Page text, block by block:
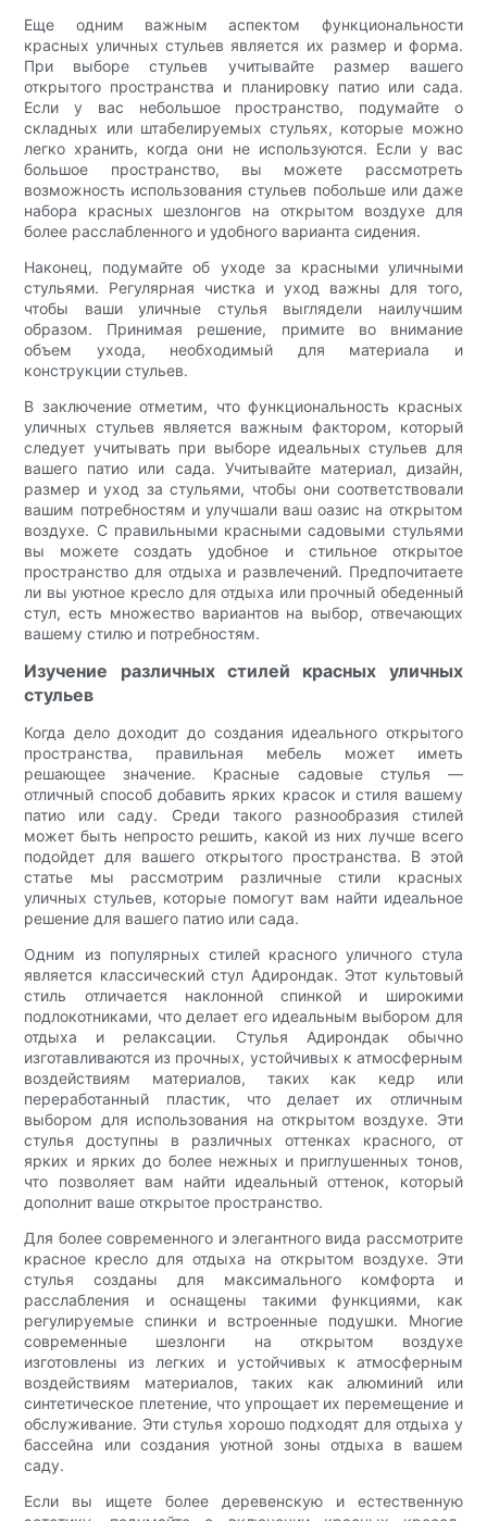
Еще одним важным аспектом функциональности
красных уличных стульев является их размер и форма.
При выборе стульев учитывайте размер вашего
открытого пространства и планировку патио или сада.
Если у вас небольшое пространство, подумайте о
складных или штабелируемых стульях, которые можно
легко хранить, когда они не используются. Если у вас
большое пространство, вы можете рассмотреть
возможность использования стульев побольше или даже
набора красных шезлонгов на открытом воздухе для
более расслабленного и удобного варианта сидения.
Наконец, подумайте об уходе за красными уличными
стульями. Регулярная чистка и уход важны для того,
чтобы ваши уличные стулья выглядели наилучшим
образом. Принимая решение, примите во внимание
объем ухода, необходимый для материала и
конструкции стульев.
В заключение отметим, что функциональность красных
уличных стульев является важным фактором, который
следует учитывать при выборе идеальных стульев для
вашего патио или сада. Учитывайте материал, дизайн,
размер и уход за стульями, чтобы они соответствовали
вашим потребностям и улучшали ваш оазис на открытом
воздухе. С правильными красными садовыми стульями
вы можете создать удобное и стильное открытое
пространство для отдыха и развлечений. Предпочитаете
ли вы уютное кресло для отдыха или прочный обеденный
стул, есть множество вариантов на выбор, отвечающих
вашему стилю и потребностям.
Изучение различных стилей красных уличных
стульев
Когда дело доходит до создания идеального открытого
пространства, правильная мебель может иметь
решающее значение. Красные садовые стулья —
отличный способ добавить ярких красок и стиля вашему
патио или саду. Среди такого разнообразия стилей
может быть непросто решить, какой из них лучше всего
подойдет для вашего открытого пространства. В этой
статье мы рассмотрим различные стили красных
уличных стульев, которые помогут вам найти идеальное
решение для вашего патио или сада.
Одним из популярных стилей красного уличного стула
является классический стул Адирондак. Этот культовый
стиль отличается наклонной спинкой и широкими
подлокотниками, что делает его идеальным выбором для
отдыха и релаксации. Стулья Адирондак обычно
изготавливаются из прочных, устойчивых к атмосферным
воздействиям материалов, таких как кедр или
переработанный пластик, что делает их отличным
выбором для использования на открытом воздухе. Эти
стулья доступны в различных оттенках красного, от
ярких и ярких до более нежных и приглушенных тонов,
что позволяет вам найти идеальный оттенок, который
дополнит ваше открытое пространство.
Для более современного и элегантного вида рассмотрите
красное кресло для отдыха на открытом воздухе. Эти
стулья созданы для максимального комфорта и
расслабления и оснащены такими функциями, как
регулируемые спинки и встроенные подушки. Многие
современные шезлонги на открытом воздухе
изготовлены из легких и устойчивых к атмосферным
воздействиям материалов, таких как алюминий или
синтетическое плетение, что упрощает их перемещение и
обслуживание. Эти стулья хорошо подходят для отдыха у
бассейна или создания уютной зоны отдыха в вашем
саду.
Если вы ищете более деревенскую и естественную